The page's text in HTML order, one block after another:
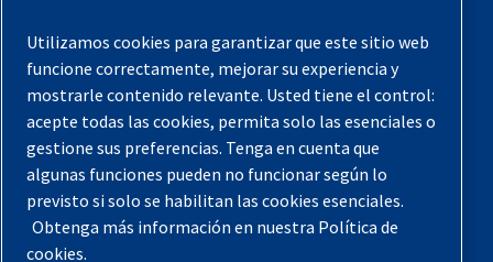
Registra tu compresor
Aviso legal
Garantías
Política de privacidad
Términos y Condiciones
Mapa del sitio
Utilizamos cookies para garantizar que este sitio web
funcione correctamente, mejorar su experiencia y
mostrarle contenido relevante. Usted tiene el control:
acepte todas las cookies, permita solo las esenciales o
gestione sus preferencias. Tenga en cuenta que
algunas funciones pueden no funcionar según lo
previsto si solo se habilitan las cookies esenciales.
Obtenga más información en nuestra Política de
cookies.